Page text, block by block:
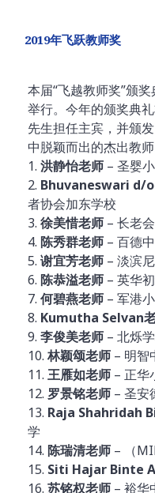
2019年飞跃教师奖
本届“飞越教师奖”颁
举行。今年的颁奖典
先生担任主宾，并颁
中脱颖而出的杰出教
1. 洪静怡老师 – 圣婴
2. Bhuvaneswari d/
者协会加东学校
3. 徐美惜老师 – 长老
4. 陈秀群老师 – 百德
5. 谢宜芳老师 – 淡滨
6. 陈恭溢老师 – 英华
7. 何碧燕老师 – 军港
8. Kumutha Selvan
9. 李俊美老师 – 北烁
10. 林颖颂老师 – 明智
11. 王雁如老师 – 正华
12. 罗景铭老师 – 圣安
13. Raja Shahridah
学
14. 陈瑞清老师 – （
15. Siti Hajar Binte
16. 苏铭权老师 – 裕华